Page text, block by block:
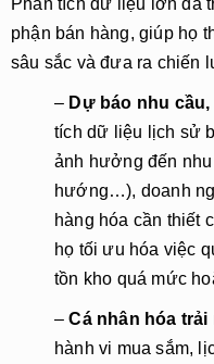
phận bán hàng, giúp họ
sâu sắc và đưa ra chiến
– Dự báo nhu
tích dữ liệu lịch sử
ảnh hưởng đến
hướng…), doanh
hàng hóa cần thiết
họ tối ưu hóa việc
tồn kho quá mức
–Cá nhân hóa trải
hành vi mua sắm,